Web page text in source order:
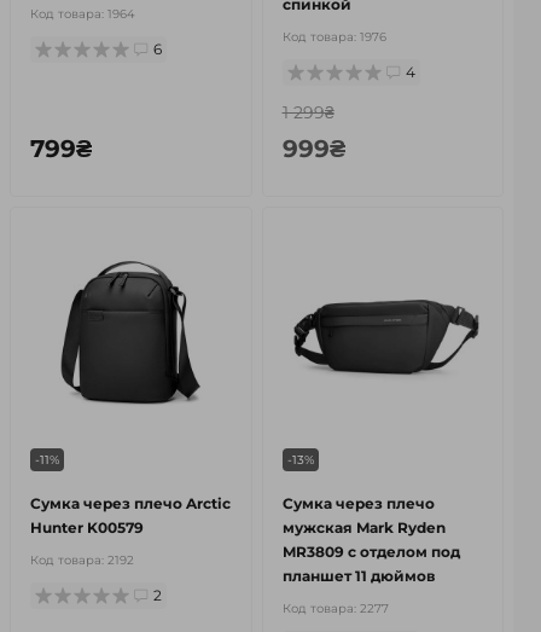
Код товара: 1964
6
799₴
спинкой
Код товара: 1976
4
1 299₴
999₴
-11%
Сумка через плечо Arctic
Hunter K00579
Код товара: 2192
2
-13%
Сумка через плечо
мужская Mark Ryden
MR3809 с отделом под
планшет 11 дюймов
Код товара: 2277